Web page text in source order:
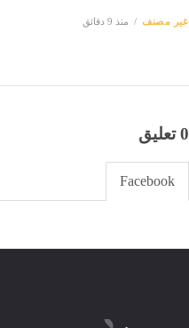
غير مصنف منذ 9 دقائق
0 تعليق
Facebook